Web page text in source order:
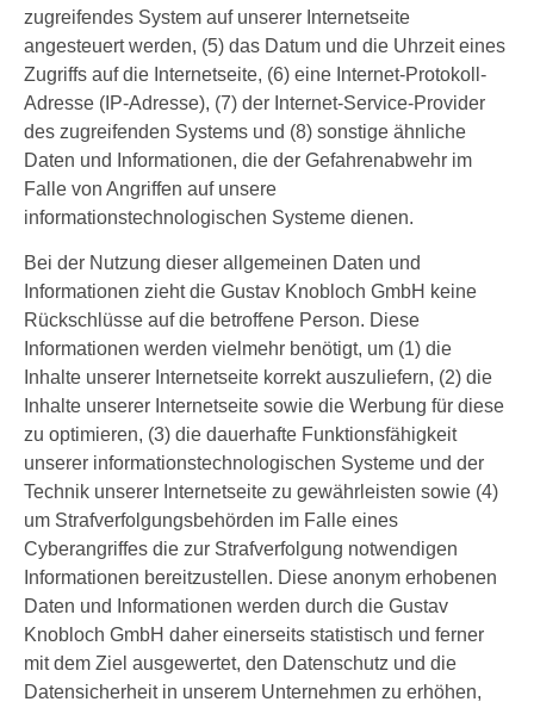
zugreifendes System auf unserer Internetseite
angesteuert werden, (5) das Datum und die Uhrzeit eines
Zugriffs auf die Internetseite, (6) eine Internet-Protokoll-
Adresse (IP-Adresse), (7) der Internet-Service-Provider
des zugreifenden Systems und (8) sonstige ähnliche
Daten und Informationen, die der Gefahrenabwehr im
Falle von Angriffen auf unsere
informationstechnologischen Systeme dienen.
Bei der Nutzung dieser allgemeinen Daten und
Informationen zieht die Gustav Knobloch GmbH keine
Rückschlüsse auf die betroffene Person. Diese
Informationen werden vielmehr benötigt, um (1) die
Inhalte unserer Internetseite korrekt auszuliefern, (2) die
Inhalte unserer Internetseite sowie die Werbung für diese
zu optimieren, (3) die dauerhafte Funktionsfähigkeit
unserer informationstechnologischen Systeme und der
Technik unserer Internetseite zu gewährleisten sowie (4)
um Strafverfolgungsbehörden im Falle eines
Cyberangriffes die zur Strafverfolgung notwendigen
Informationen bereitzustellen. Diese anonym erhobenen
Daten und Informationen werden durch die Gustav
Knobloch GmbH daher einerseits statistisch und ferner
mit dem Ziel ausgewertet, den Datenschutz und die
Datensicherheit in unserem Unternehmen zu erhöhen,